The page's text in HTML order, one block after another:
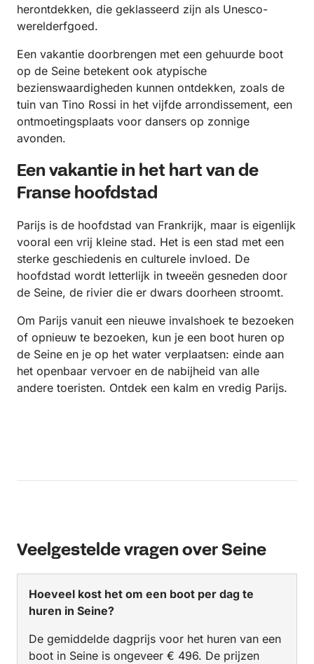
herontdekken, die geklasseerd zijn als Unesco-
werelderfgoed.
Een vakantie doorbrengen met een gehuurde boot
op de Seine betekent ook atypische
bezienswaardigheden kunnen ontdekken, zoals de
tuin van Tino Rossi in het vijfde arrondissement, een
ontmoetingsplaats voor dansers op zonnige
avonden.
Een vakantie in het hart van de
Franse hoofdstad
Parijs is de hoofdstad van Frankrijk, maar is eigenlijk
vooral een vrij kleine stad. Het is een stad met een
sterke geschiedenis en culturele invloed. De
hoofdstad wordt letterlijk in tweeën gesneden door
de Seine, de rivier die er dwars doorheen stroomt.
Om Parijs vanuit een nieuwe invalshoek te bezoeken
of opnieuw te bezoeken, kun je een boot huren op
de Seine en je op het water verplaatsen: einde aan
het openbaar vervoer en de nabijheid van alle
andere toeristen. Ontdek een kalm en vredig Parijs.
Veelgestelde vragen over Seine
Hoeveel kost het om een boot per dag te
huren in Seine?
De gemiddelde dagprijs voor het huren van een
boot in Seine is ongeveer € 496. De prijzen